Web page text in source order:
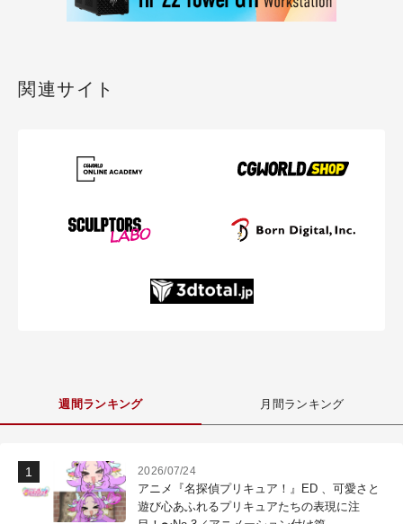
関連サイト
週間ランキング 月間ランキング
2026/07/24
アニメ『名探偵プリキュア！』ED 、可愛さと
遊び心あふれるプリキュアたちの表現に注